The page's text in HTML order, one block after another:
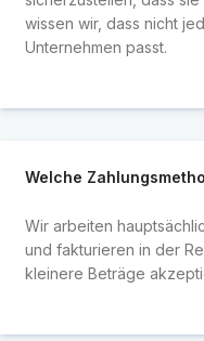
wissen wir, dass nicht
Unternehmen passt.
Welche
Wir arbeiten
und fakturieren in der
kleinere Beträge